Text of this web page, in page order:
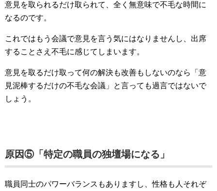
意見を取られるだけ取られて、全く無意味で不毛な時間に
なるのです。
これではもう会議で意見を言う気にはなりませんし、出席
することさえ不毛に感じてしまいます。
意見を取るだけ取って何の解決も改善もしないのなら「意
見泥棒するだけの不毛な会議」と言っても過言ではないで
しょう。
原因⑤「特定の職員の独壇場になる」
職員同士のパワーバランスもありますし、性格も人それぞ